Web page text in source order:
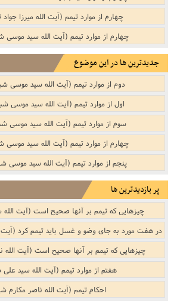
چهارم از موارد تیمم (آیت الله میرزا
چهارم از موارد تیمم (آیت الله سید موسی
جدیدترین ها در این موضوع
دوم از موارد تیمم (آیت الله سید موسی
اول از موارد تیمم (آیت الله سید موسی
سوم از موارد تیمم (آیت الله سید موسی
چهارم از موارد تیمم (آیت الله سید موسی
پنجم از موارد تیمم (آیت الله سید موسی
پر بازدیدترین ها
چیزهایی که تیمم بر آنها صحیح است (آیت
چیزهایی که تیمم بر آنها صحیح است (آیت الله
هفتم از موارد تیمم (آیت الله سید
احکام تیمم (آیت الله ناصر مکارم